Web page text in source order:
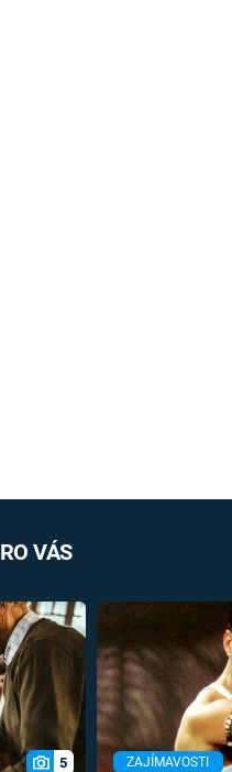
VÁS
5 ZAJÍMAVOSTI